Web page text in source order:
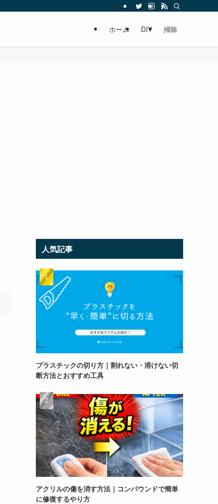
ホーム DIY 掃除
人気記事
プラスチックの切り方｜割れない・溶けない切
断方法とおすすめ工具
アクリルの傷を消す方法｜コンパウンドで簡単
に修復するやり方